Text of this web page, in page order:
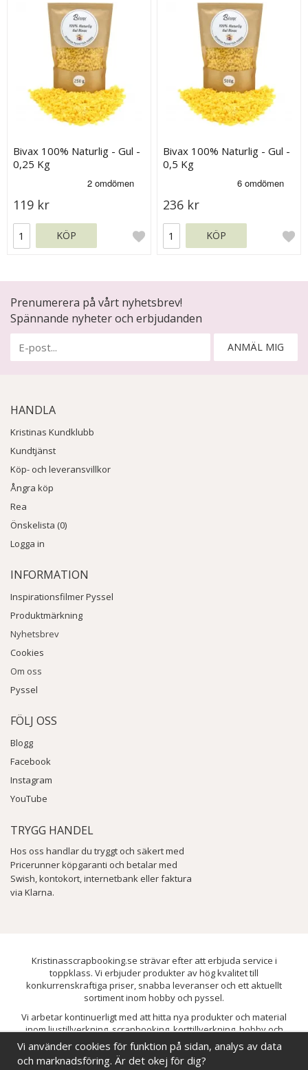
Bivax 100% Naturlig - Gul -
0,25 Kg
119 kr
KÖP
Bivax 100% Naturlig - Gul -
0,5 Kg
236 kr
KÖP
Prenumerera på vårt nyhetsbrev!
Spännande nyheter och erbjudanden
ANMÄL MIG
HANDLA
Kristinas Kundklubb
Kundtjänst
Köp- och leveransvillkor
Ångra köp
Rea
Önskelista (0)
Logga in
INFORMATION
Inspirationsfilmer Pyssel
Produktmärkning
Nyhetsbrev
Cookies
Om oss
Pyssel
FÖLJ OSS
Blogg
Facebook
Instagram
YouTube
TRYGG HANDEL
Hos oss handlar du tryggt och säkert med
Pricerunner köpgaranti och betalar med
Swish, kontokort, internetbank eller faktura
via Klarna.
Kristinasscrapbooking.se strävar efter att erbjuda service i
toppklass. Vi erbjuder produkter av hög kvalitet till
konkurrenskraftiga priser, snabba leveranser och ett aktuellt
sortiment inom hobby och pyssel.
Vi arbetar kontinuerligt med att hitta nya produkter och material
inom ljustillverkning, scrapbooking, korttillverkning, hobby och
pyssel. Målet är att bredda sortimentet och löpande förbättra och
utveckla vårt utbud, så att du alltid kan hitta det du behöver hos oss.
Vi använder cookies för funktion på sidan, analys av data
och marknadsföring. Är det okej för dig?